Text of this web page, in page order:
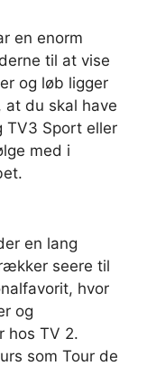
en enorm
til at vise
og løb ligger
at du skal have
TV3 Sport eller
med i
en lang
seere til
hvor
og
hos TV 2.
som Tour de